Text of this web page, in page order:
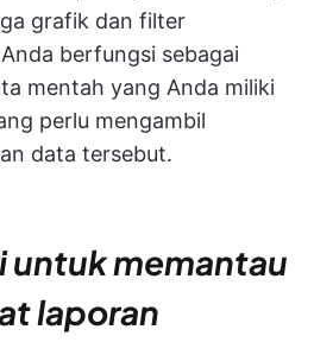
grafik dan filter
berfungsi sebagai
mentah yang Anda miliki
perlu mengambil
data tersebut.
untuk memantau
laporan